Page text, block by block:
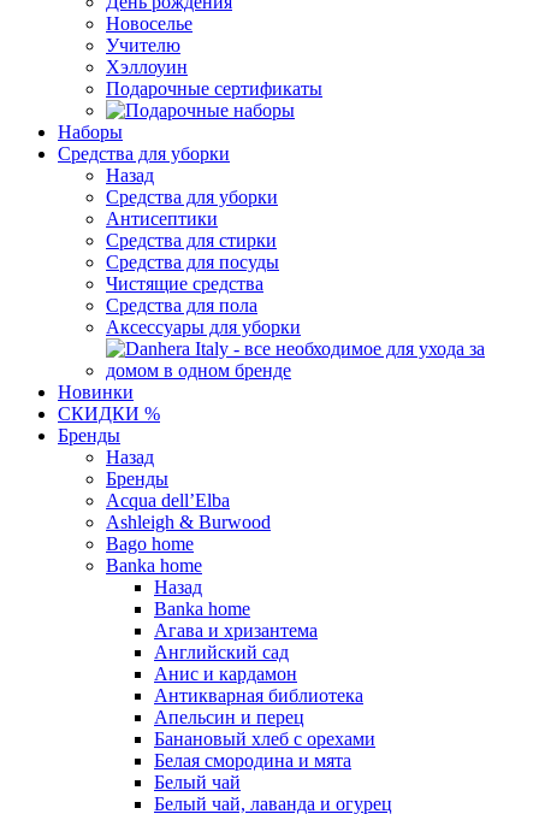
Новоселье
Учителю
Хэллоуин
Подарочные сертификаты
Наборы
Средства для уборки
Назад
Средства для уборки
Антисептики
Средства для стирки
Средства для посуды
Чистящие средства
Средства для пола
Аксессуары для уборки
Новинки
СКИДКИ %
Бренды
Назад
Бренды
Acqua dell’Elba
Ashleigh & Burwood
Bago home
Banka home
Назад
Banka home
Агава и хризантема
Английский сад
Анис и кардамон
Антикварная библиотека
Апельсин и перец
Банановый хлеб с орехами
Белая смородина и мята
Белый чай
Белый чай, лаванда и огурец